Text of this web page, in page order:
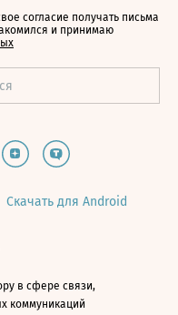
согласие получать письма
и принимаю
Скачать для Android
в сфере связи,
коммуникаций